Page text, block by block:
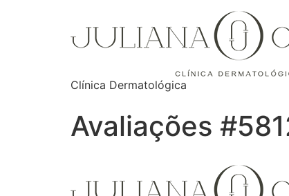
Clínica Dermatológica
Avaliações